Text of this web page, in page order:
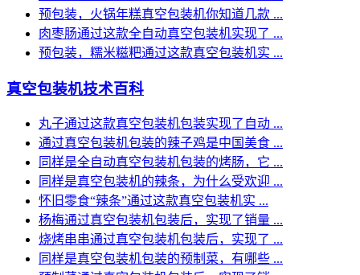
预包装，火锅年糕真空包装机你知道几款 ...
肉枣肠通过这款全自动真空包装机实现了 ...
预包装，糯米糍粑通过这款真空包装机实 ...
真空包装机技术百科
丸子通过这款真空包装机包装实现了自动 ...
通过真空包装机包装的辣子鸡是中国美食 ...
同样是全自动真空包装机包装的烤肠，它 ...
同样是真空包装机的辣条，为什么受欢迎 ...
怀旧零食“辣条”通过这款真空包装机实 ...
杨梅通过真空包装机包装后，实现了销量 ...
烧烤串串通过真空包装机包装后，实现了 ...
同样是真空包装机包装的预制菜，有哪些 ...